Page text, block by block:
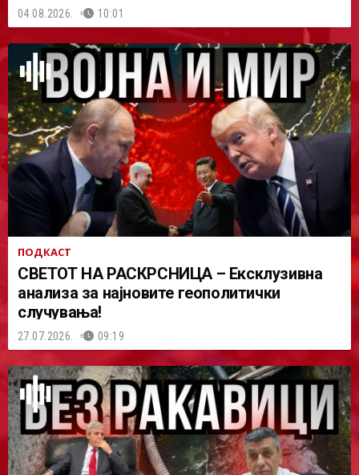
04.08.2026. 10:01
ПОДКАСТ
СВЕТОТ НА РАСКРСНИЦА – Ексклузивна
анализа за најновите геополитички
случувања!
27.07.2026. 09:19